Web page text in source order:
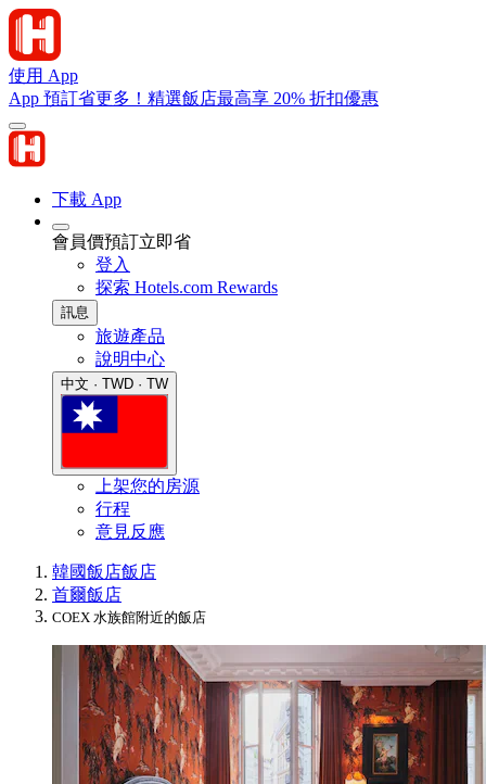
使用 App
App 預訂省更多！精選飯店最高享 20% 折扣優惠
下載 App
會員價預訂立即省
登入
探索 Hotels.com Rewards
訊息
旅遊產品
說明中心
中文 · TWD · TW
上架您的房源
行程
意見反應
韓國飯店飯店
首爾飯店
COEX 水族館附近的飯店